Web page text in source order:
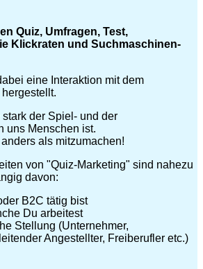
Quiz, Umfragen, Test,
Klickraten und Suchmaschinen-
eine Interaktion mit dem
der Spiel- und der
uns Menschen ist.
als mitzumachen!
von "Quiz-Marketing" sind nahezu
davon:
B2C tätig bist
Du arbeitest
Stellung (Unternehmer,
Angestellter, Freiberufler etc.)